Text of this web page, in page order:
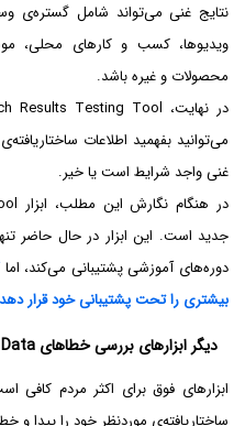
نتایج غنی می‌تواند شامل گستره‌ی
ویدیوها، کسب و کارهای محلی،
محصولات و غیره باشد.
می‌توانید بفهمید اطلاعات
غنی واجد شرایط است یا خیر.
جدید است. این ابزار در حال حاضر
دوره‌های آموزشی پشتیبانی می‌کند، اما
بیشتری را تحت پشتیبانی خود قرار دهد
دیگر ابزارهای بررسی خطاهای Structured Data
ابزارهای فوق برای اکثر مردم کافی
ساختاریافته‌ی موردنظر خود را پیدا و